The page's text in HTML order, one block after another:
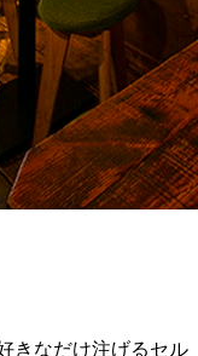
きなだけ注げるセル